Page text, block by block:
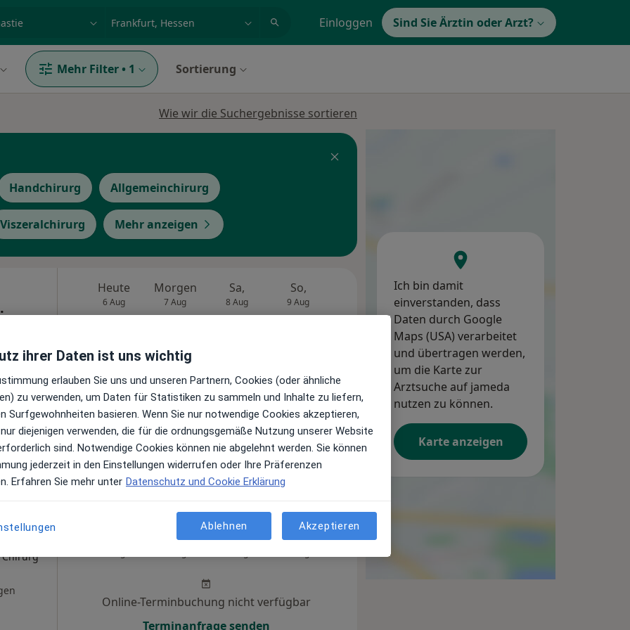
Einloggen Sind Sie Ärztin oder Arzt?
Mehr Filter • 1 Sortierung
Wie wir die Suchergebnisse sortieren
Handchirurg Allgemeinchirurg
Viszeralchirurg Mehr anzeigen
PARKSIDE Plastische Chirurgie c/o KLINIK AM SONNENBERG Dr.med. Daniel Rittirsch
Heute
6 Aug
Morgen
7 Aug
Sa,
8 Aug
So,
9 Aug
Di,
11 Aug 12 Aug
Online-Terminbuchung nicht verfügbar
Terminanfrage senden
Chirurg·
Morgen Sa, So, Mo,
Online-Terminbuchung nicht verfügbar
Terminanfrage senden
Ich bin damit
einverstanden, dass
Daten durch Google
Maps (USA) verarbeitet
und übertragen werden,
um die Karte zur
Arztsuche auf jameda
nutzen zu können.
Karte anzeigen
ihrer Daten ist uns wichtig
erlauben Sie uns und unseren Partnern, Cookies (oder ähnliche
zu verwenden, um Daten für Statistiken zu sammeln und Inhalte zu liefern,
Surfgewohnheiten basieren. Wenn Sie nur notwendige Cookies akzeptieren,
diejenigen verwenden, die für die ordnungsgemäße Nutzung unserer Website
sind. Notwendige Cookies können nie abgelehnt werden. Sie können
jederzeit in den Einstellungen widerrufen oder Ihre Präferenzen
Erfahren Sie mehr unter Datenschutz und Cookie Erklärung
Ablehnen Akzeptieren